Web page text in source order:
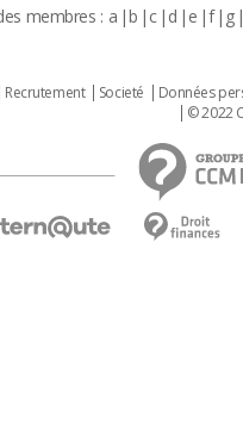
membres : a b c d e f g
Recrutement Societé Données
© 2022